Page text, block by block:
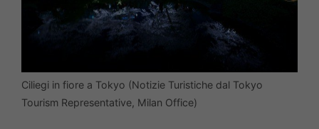
Ciliegi in fiore a Tokyo (Notizie Turistiche dal Tokyo
Tourism Representative, Milan Office)